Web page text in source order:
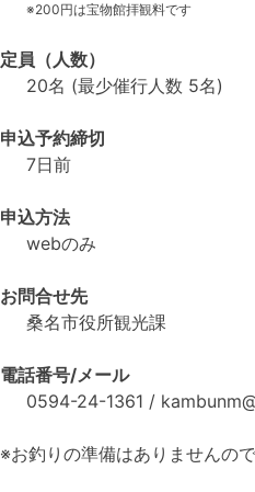
※200円は宝物館拝観料です
定員（人数）
20名 (最少催行人数 5名)
申込予約締切
7日前
申込方法
webのみ
お問合せ先
桑名市役所観光課
電話番号/メール
0594-24-1361 /
※お釣りの準備はありませんの